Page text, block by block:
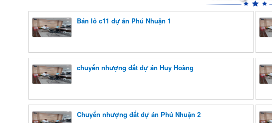
Bán lô c11 dự án Phú Nhuận 1
chuyển nhượng đất dự án Huy Hoàng
Chuyển nhượng đất dự án Phú Nhuận 2